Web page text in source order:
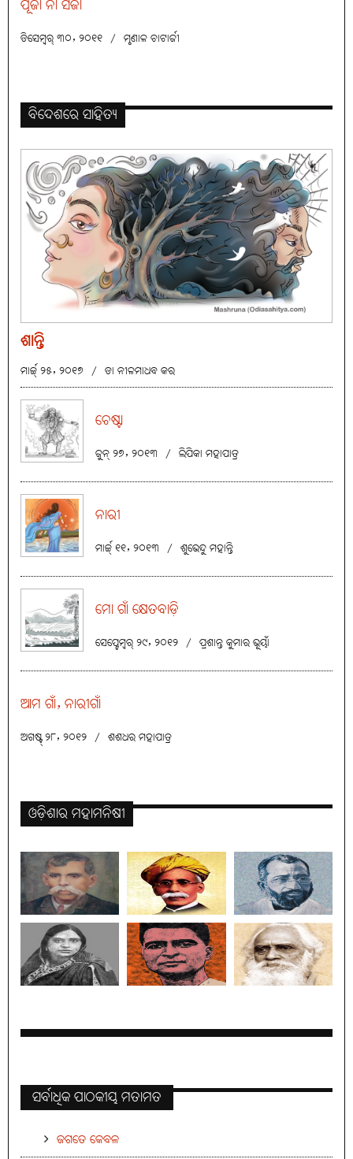
ପୂଜା ନା ସଜା
ଡିସେମ୍ବର୍ ୩୦, ୨୦୧୧ / ମୃଣାଳ ଚାଟାର୍ଜୀ
ବିଦେଶରେ ସାହିତ୍ୟ
ଶାନ୍ତି
ମାର୍ଚ୍ଚ୍ ୨୫, ୨୦୧୭ / ଡା ନୀଳମାଧବ କର
ଚେଷ୍ଟା
ଜୁନ୍ ୨୭, ୨୦୧୩ / ଲିପିକା ମହାପାତ୍ର
ନାରୀ
ମାର୍ଚ୍ଚ୍ ୧୧, ୨୦୧୩ / ଶୁଭେନ୍ଦୁ ମହାନ୍ତି
ମୋ ଗାଁ କ୍ଷେତବାଡ଼ି
ସେପ୍ଟେମ୍ବର୍ ୨୯, ୨୦୧୨ / ପ୍ରଶାନ୍ତ କୁମାର ଭୂୟାଁ
ଆମ ଗାଁ, ନାରୀଗାଁ
ଅଗଷ୍ଟ୍ ୨୮, ୨୦୧୨ / ଶଶଧର ମହାପାତ୍ର
ଓଡ଼ିଶାର ମହାମନିଷୀ
ସର୍ବାଧିକ ପାଠକୀୟ ମତାମତ
ଜଗତେ କେବଳ